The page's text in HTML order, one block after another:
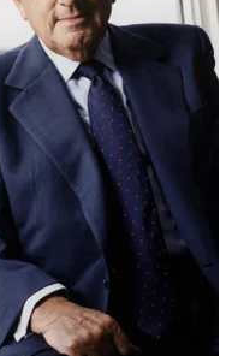
VIDEOGALLERI
UTMÄRKELSER
ÖVRIGA FORMAT
KONTAKT
PRESSKONTAKT
PEER REVIEW-PROCESSEN